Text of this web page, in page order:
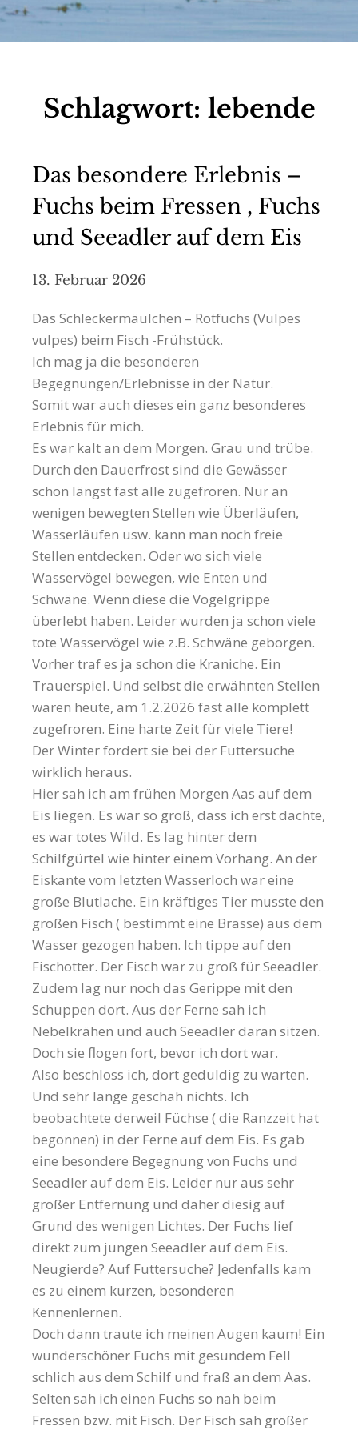
Schlagwort: lebende
Das besondere Erlebnis –
Fuchs beim Fressen , Fuchs
und Seeadler auf dem Eis
13. Februar 2026
Das Schleckermäulchen – Rotfuchs (Vulpes
vulpes) beim Fisch -Frühstück.
Ich mag ja die besonderen
Begegnungen/Erlebnisse in der Natur.
Somit war auch dieses ein ganz besonderes
Erlebnis für mich.
Es war kalt an dem Morgen. Grau und trübe.
Durch den Dauerfrost sind die Gewässer
schon längst fast alle zugefroren. Nur an
wenigen bewegten Stellen wie Überläufen,
Wasserläufen usw. kann man noch freie
Stellen entdecken. Oder wo sich viele
Wasservögel bewegen, wie Enten und
Schwäne. Wenn diese die Vogelgrippe
überlebt haben. Leider wurden ja schon viele
tote Wasservögel wie z.B. Schwäne geborgen.
Vorher traf es ja schon die Kraniche. Ein
Trauerspiel. Und selbst die erwähnten Stellen
waren heute, am 1.2.2026 fast alle komplett
zugefroren. Eine harte Zeit für viele Tiere!
Der Winter fordert sie bei der Futtersuche
wirklich heraus.
Hier sah ich am frühen Morgen Aas auf dem
Eis liegen. Es war so groß, dass ich erst dachte,
es war totes Wild. Es lag hinter dem
Schilfgürtel wie hinter einem Vorhang. An der
Eiskante vom letzten Wasserloch war eine
große Blutlache. Ein kräftiges Tier musste den
großen Fisch ( bestimmt eine Brasse) aus dem
Wasser gezogen haben. Ich tippe auf den
Fischotter. Der Fisch war zu groß für Seeadler.
Zudem lag nur noch das Gerippe mit den
Schuppen dort. Aus der Ferne sah ich
Nebelkrähen und auch Seeadler daran sitzen.
Doch sie flogen fort, bevor ich dort war.
Also beschloss ich, dort geduldig zu warten.
Und sehr lange geschah nichts. Ich
beobachtete derweil Füchse ( die Ranzzeit hat
begonnen) in der Ferne auf dem Eis. Es gab
eine besondere Begegnung von Fuchs und
Seeadler auf dem Eis. Leider nur aus sehr
großer Entfernung und daher diesig auf
Grund des wenigen Lichtes. Der Fuchs lief
direkt zum jungen Seeadler auf dem Eis.
Neugierde? Auf Futtersuche? Jedenfalls kam
es zu einem kurzen, besonderen
Kennenlernen.
Doch dann traute ich meinen Augen kaum! Ein
wunderschöner Fuchs mit gesundem Fell
schlich aus dem Schilf und fraß an dem Aas.
Selten sah ich einen Fuchs so nah beim
Fressen bzw. mit Fisch. Der Fisch sah größer